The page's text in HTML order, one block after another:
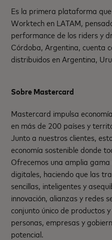
Es la primera plataforma
Worktech en LATAM,
performance de los riders y
Córdoba, Argentina, cuenta
distribuidos en Argentina,
Sobre Mastercard
Mastercard impulsa
en más de 200 países y
Junto a nuestros clientes,
economía sostenible donde
Ofrecemos una amplia
digitales, haciendo que las
sencillas, inteligentes y
innovación, alianzas y redes
conjunto único de productos
personas, empresas y
potencial.